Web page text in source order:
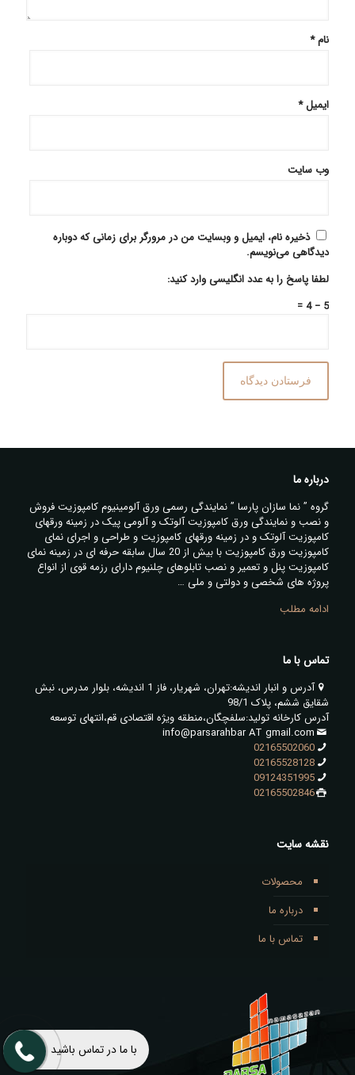
نام*
ایمیل*
وب‌ سایت
ذخیره نام، ایمیل و وبسایت من در مرورگر برای زمانی که دوباره
دیدگاهی می‌نویسم.
لطفا پاسخ را به عدد انگلیسی وارد کنید:
5 − 4 =
درباره ما
گروه ” نما سازان پارسا ” نمایندگی رسمی ورق آلومینیوم کامپوزیت فروش
و نصب و نمایندگی ورق کامپوزیت آلوتک و آلومی پیک در زمینه ورقهای
کامپوزیت آلوتک و در زمینه ورقهای کامپوزیت و طراحی و اجرای نمای
کامپوزیت ورق کامپوزیت با بیش از 20 سال سابقه حرفه ای در زمینه نمای
کامپوزیت پنل و تعمیر و نصب تابلوهای چلنیوم دارای رزمه قوی از انواع
پروژه های شخصی و دولتی و ملی …
ادامه مطلب
تماس با ما
آدرس و انبار اندیشه:تهران، شهریار، فاز 1 اندیشه، بلوار مدرس، نبش
شقایق ششم، پلاک 98/1
آدرس کارخانه تولید:سلفچگان،منطقه ویژه اقتصادی قم،انتهای توسعه
info@parsarahbar AT gmail.com
02165502060
02165528128
09124351995
02165502846
نقشه سایت
محصولات
درباره ما
تماس با ما
با ما در تماس باشید